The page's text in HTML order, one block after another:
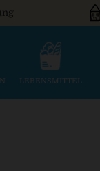
LEBENSMITTEL